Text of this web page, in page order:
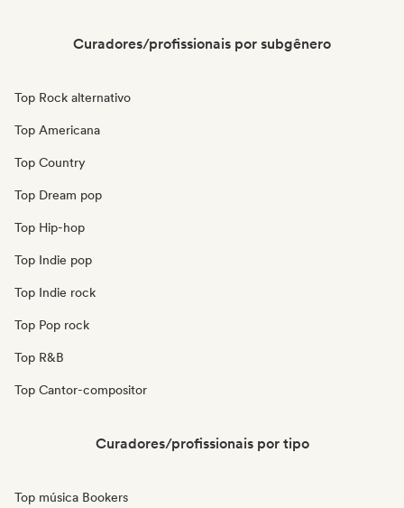
Curadores/profissionais por subgênero
Top Rock alternativo
Top Americana
Top Country
Top Dream pop
Top Hip-hop
Top Indie pop
Top Indie rock
Top Pop rock
Top R&B
Top Cantor-compositor
Curadores/profissionais por tipo
Top música Bookers